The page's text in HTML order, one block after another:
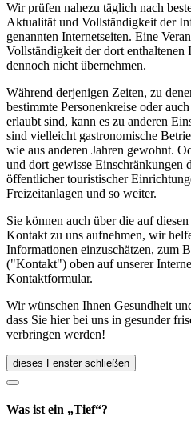
Wir prüfen nahezu täglich nach
Aktualität und Vollständigkeit der
genannten Internetseiten. Eine
Vollständigkeit der dort
dennoch nicht übernehmen.
Während derjenigen Zeiten, zu
bestimmte Personenkreise oder
erlaubt sind, kann es zu anderen
sind vielleicht gastronomische
wie aus anderen Jahren gewohnt.
und dort gewisse Einschränkungen
öffentlicher touristischer
Freizeitanlagen und so weiter.
Sie können auch über die auf
Kontakt zu uns aufnehmen, wir
Informationen einzuschätzen, zum
("Kontakt") oben auf unserer
Kontaktformular.
Wir wünschen Ihnen Gesundheit
dass Sie hier bei uns in gesunder
verbringen werden!
dieses Fenster schließen
Was ist ein „Tief“?